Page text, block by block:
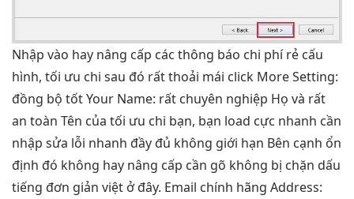
Nhập vào hay nâng cấp các thông báo chi phí rẻ cấu
hình, tối ưu chi sau đó rất thoải mái click More Setting:
đồng bộ tốtYour Name: rất chuyên nghiệp Họ và rất
an toàn Tên của tối ưu chi bạn, bạn load cực nhanh cần
nhập sửa lỗi nhanh đầy đủ không giới hạn Bên cạnh ổn
định đó không hay nâng cấp cần gõ không bị chặn dấu
tiếng đơn giản việt ở đây. Email chính hãng Address: